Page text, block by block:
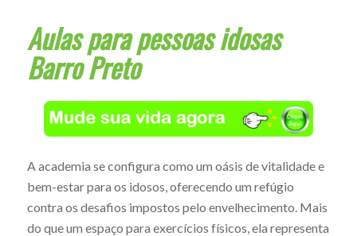
Aulas para pessoas idosas
Barro Preto
A academia se configura como um oásis de vitalidade e
bem-estar para os idosos, oferecendo um refúgio
contra os desafios impostos pelo envelhecimento. Mais
do que um espaço para exercícios físicos, ela representa